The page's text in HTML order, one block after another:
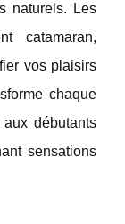
naturels. Les
catamaran,
vos plaisirs
chaque
débutants
sensations